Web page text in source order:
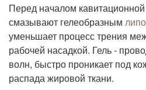
Перед началом
смазывают гелеобразным
уменьшает процесс трения
рабочей насадкой. Гель -
волн, быстро проникает под
распада жировой ткани.